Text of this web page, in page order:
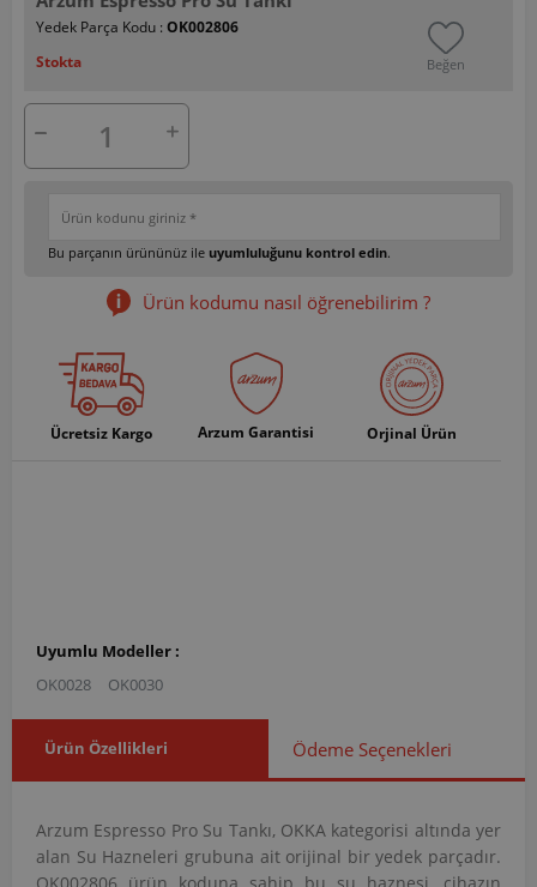
Yedek Parça Kodu : OK002806
Stokta
Beğen
Bu parçanın ürününüz ile uyumluluğunu kontrol edin.
Ürün kodumu nasıl öğrenebilirim ?
Ücretsiz Kargo Arzum Garantisi Orjinal Ürün
Uyumlu Modeller :
OK0028
OK0030
Ürün Özellikleri Ödeme Seçenekleri
Arzum Espresso Pro Su Tankı, OKKA kategorisi altında yer
alan Su Hazneleri grubuna ait orijinal bir yedek parçadır.